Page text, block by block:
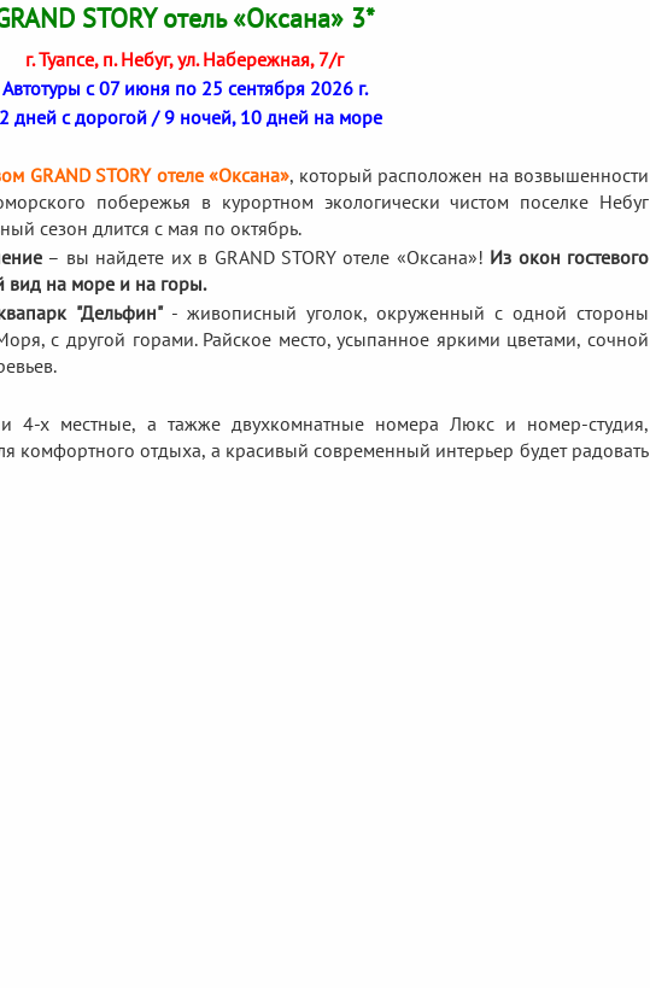
STORY отель «Оксана» 3*
г. Туапсе, п. Небуг, ул. Набережная, 7/г
Автотуры с 07 июня по 25 сентября 2026 г.
дней с дорогой / 9 ночей, 10 дней на море
GRAND STORY отеле «Оксана», который расположен на возвышенности
побережья в курортном экологически чистом поселке Небуг
сезон длится с мая по октябрь.
– вы найдете их в GRAND STORY отеле «Оксана»! Из окон гостевого
вид на море и на горы.
"Дельфин"- живописный уголок, окруженный с одной стороны
с другой горами. Райское место, усыпанное яркими цветами, сочной
4-х местные, а тажже двухкомнатные номера Люкс и номер-студия,
отдыха, а красивый современный интерьер будет радовать